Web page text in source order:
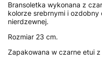
Bransoletka wykonana z
kolorze srebrnymi i
nierdzewnej.
Rozmiar 23 cm.
Zapakowana w czarne etui z